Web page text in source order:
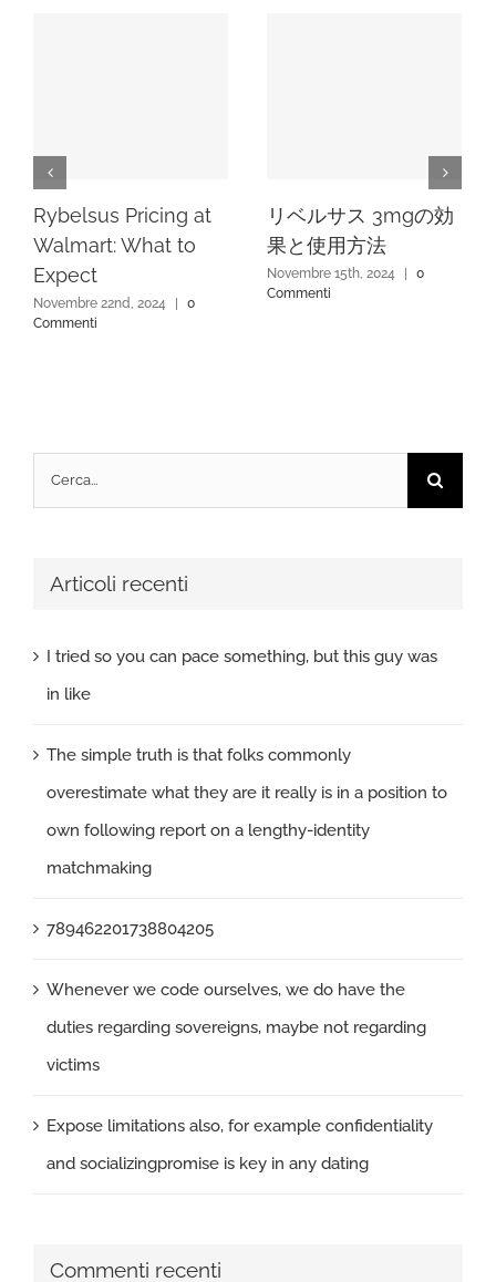
Rybelsus Pricing at
Walmart: What to
Expect
Novembre 22nd, 2024 |
0
Commenti
リベルサス 3mgの効
果と使用方法
Novembre 15th, 2024 |
0
Commenti
per:
Articoli recenti
I tried so you can pace something, but this guy was
in like
The simple truth is that folks commonly
overestimate what they are it really is in a position to
own following report on a lengthy-identity
matchmaking
789462201738804205
Whenever we code ourselves, we do have the
duties regarding sovereigns, maybe not regarding
victims
Expose limitations also, for example confidentiality
and socializingpromise is key in any dating
Commenti recenti